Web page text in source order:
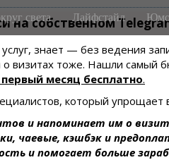
на собственном
знает — без ведения
о визитах тоже. Нашли самый
первый месяц бесплатно.
который упрощает
и напоминает им о
чаевые, кэшбэк и
и помогает больше
света Лайфстайл